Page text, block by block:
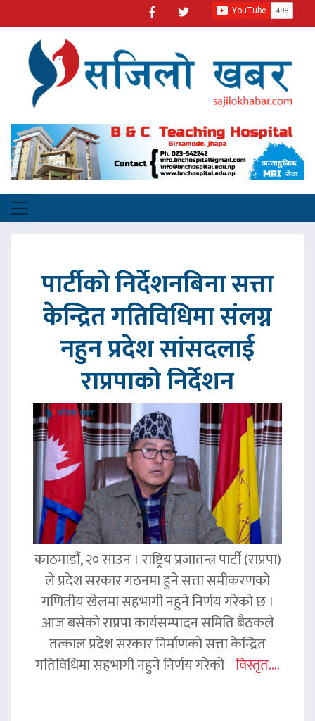
पार्टीको निर्देशनबिना सत्ता
केन्द्रित गतिविधिमा संलग्न
नहुन प्रदेश सांसदलाई
राप्रपाको निर्देशन
काठमाडौं, २० साउन । राष्ट्रिय प्रजातन्त्र पार्टी (राप्रपा)
ले प्रदेश सरकार गठनमा हुने सत्ता समीकरणको
गणितीय खेलमा सहभागी नहुने निर्णय गरेको छ ।
आज बसेको राप्रपा कार्यसम्पादन समिति बैठकले
तत्काल प्रदेश सरकार निर्माणको सत्ता केन्द्रित
गतिविधिमा सहभागी नहुने निर्णय गरेको विस्तृत....